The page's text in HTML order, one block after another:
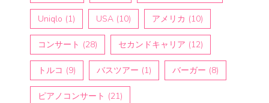
Uniqlo (1) USA (10) アメリカ (10)
コンサート (28) セカンドキャリア (12)
トルコ (9) バスツアー (1) バーガー (8)
ピアノコンサート (21)